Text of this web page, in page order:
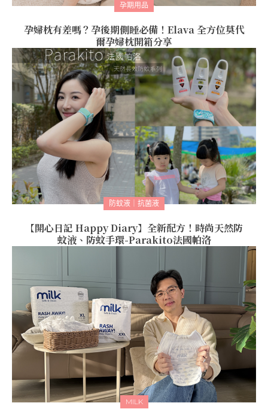
孕期用品
孕婦枕有差嗎？孕後期側睡必備！Elava 全方位莫代
爾孕婦枕開箱分享
防蚊液｜抗菌液
【開心日記 Happy Diary】全新配方！時尚天然防
蚊液、防蚊手環-Parakito法國帕洛
MILK